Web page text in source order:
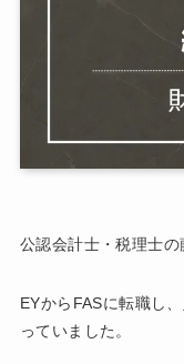
公認会計士・税理士の
EYからFASに転職し
っていました。